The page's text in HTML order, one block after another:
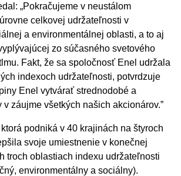
„Pokračujeme v neustálom
celkovej udržateľnosti v
a environmentálnej oblasti, a to aj
zo súčasného svetového
Fakt, že sa spoločnosť Enel udržala
indexoch udržateľnosti, potvrdzuje
Enel vytvárať strednodobé a
záujme všetkých našich akcionárov.”
podniká v 40 krajinách na štyroch
svoje umiestnenie v konečnej
troch oblastiach indexu udržateľnosti
environmentálny a sociálny).